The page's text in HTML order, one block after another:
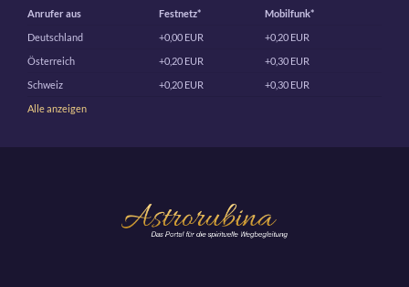
Anrufer aus Festnetz*
Mobilfunk*
Deutschland
+0,00 EUR
+0,20 EUR
Österreich
+0,20 EUR
+0,30 EUR
Schweiz
+0,20 EUR
+0,30 EUR
Alle anzeigen